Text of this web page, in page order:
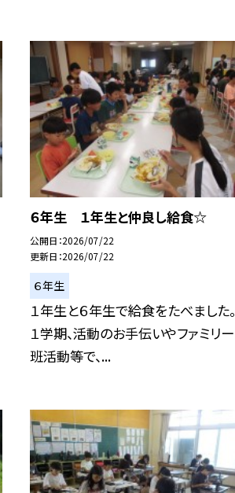
６年生 １年生と仲良し給食☆
公開日 2026/07/22
更新日 2026/07/22
６年生
１年生と６年生で給食をたべました。
１学期、活動のお手伝いやファミリー
班活動等で、...